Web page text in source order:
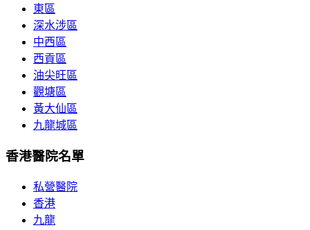
東區
深水涉區
中西區
西貢區
油尖旺區
觀塘區
黃大仙區
九龍城區
香港醫院名單
私營醫院
香港
九龍